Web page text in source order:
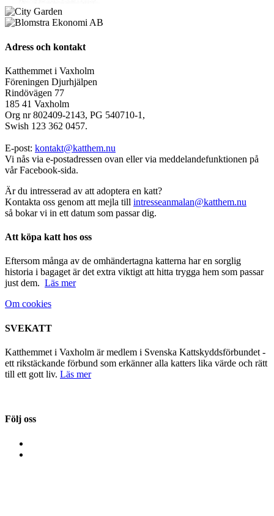
Adress och kontakt
Katthemmet i Vaxholm
Föreningen Djurhjälpen
Rindövägen 77
185 41 Vaxholm
Org nr 802409-2143, PG 540710-1,
Swish 123 362 0457.
E-post: kontakt@katthem.nu
Vi nås via e-postadressen ovan eller via meddelandefunktionen på
vår Facebook-sida.
Är du intresserad av att adoptera en katt?
Kontakta oss genom att mejla till intresseanmalan@katthem.nu
så bokar vi in ett datum som passar dig.
Att köpa katt hos oss
Eftersom många av de omhändertagna katterna har en sorglig
historia i bagaget är det extra viktigt att hitta trygga hem som passar
just dem. Läs mer
Om cookies
SVEKATT
Katthemmet i Vaxholm är medlem i Svenska Kattskyddsförbundet -
ett rikstäckande förbund som erkänner alla katters lika värde och rätt
till ett gott liv. Läs mer
Följ oss